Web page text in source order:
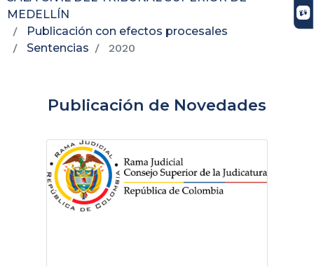
MEDELLÍN
Publicación con efectos procesales
Sentencias
2020
Publicación de Novedades